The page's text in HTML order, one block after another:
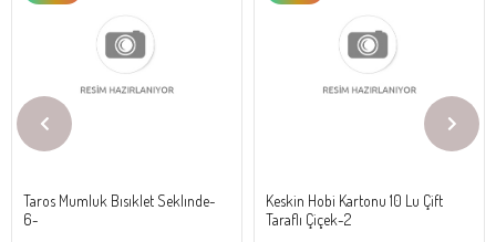
Taros Mumluk Bısıklet Seklınde-
6-
Keskin Hobi Kartonu 10 Lu Çift
Taraflı Çiçek-2